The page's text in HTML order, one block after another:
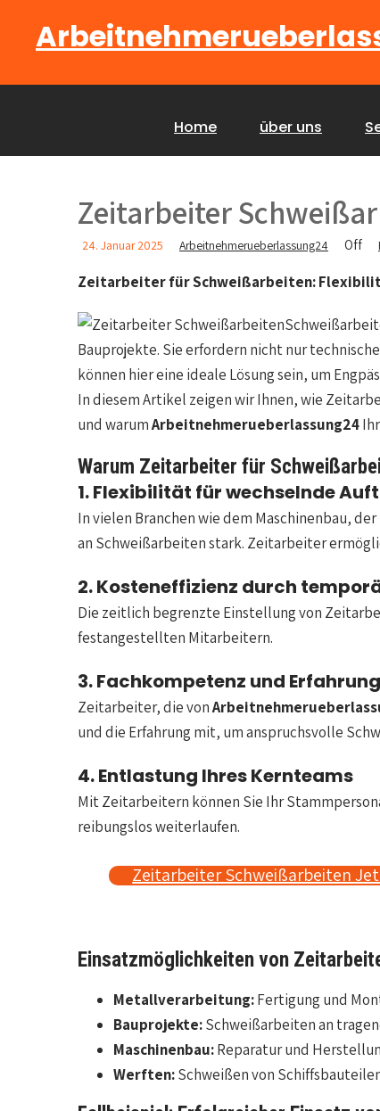
Home über uns
Zeitarbeiter
24. Januar 2025 Arbeitnehmerueberlassung24 Off
Zeitarbeiter für Schweißarbeiten:
Bauprojekte. Sie erfordern nicht nur
können hier eine ideale Lösung sein, um
In diesem Artikel zeigen wir Ihnen, wie
und warumArbeitnehmerueberlassung24
Warum Zeitarbeiter für
1. Flexibilität für wechselnde
In vielen Branchen wie dem Maschinenbau,
an Schweißarbeiten stark. Zeitarbeiter
2. Kosteneffizienz durch
Die zeitlich begrenzte Einstellung von
festangestellten Mitarbeitern.
3. Fachkompetenz und Erfahrung
Zeitarbeiter, die von
und die Erfahrung mit, um anspruchsvolle
4. Entlastung Ihres Kernteams
Mit Zeitarbeitern können Sie Ihr
reibungslos weiterlaufen.
Zeitarbeiter Schweißarbeiten
Einsatzmöglichkeiten von
Metallverarbeitung:Fertigung und
Bauprojekte:Schweißarbeiten an
Maschinenbau:Reparatur und
Werften:Schweißen von